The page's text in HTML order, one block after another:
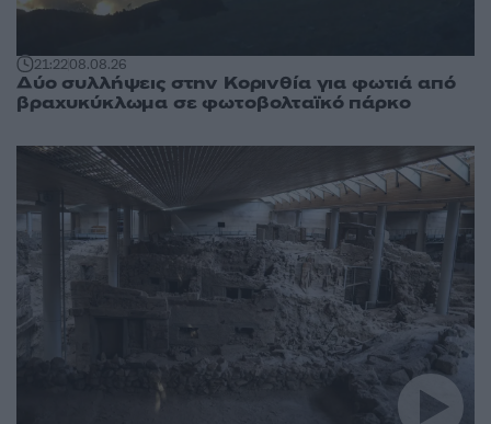
21:2208.08.26
Δύο συλλήψεις στην Κορινθία για φωτιά από
βραχυκύκλωμα σε φωτοβολταϊκό πάρκο